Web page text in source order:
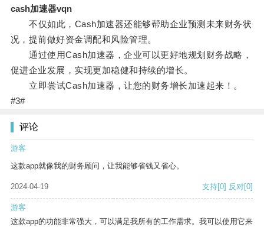
cash加速器vqn
不仅如此，Cash加速器还能够帮助企业预测未来财务状
况，提前做好资金调配和风险管理。
通过使用Cash加速器，企业可以更好地规划财务战略，
促进企业发展，实现更加稳健和持续的增长。
立即尝试Cash加速器，让您的财务增长加速起来！。
#3#
评论
游客
这款app就像我的财务顾问，让我能够省钱又省心。
2024-04-19 支持[0] 反对[0]
游客
这款app的功能非常强大，可以满足我所有的工作需求。我可以使用它来